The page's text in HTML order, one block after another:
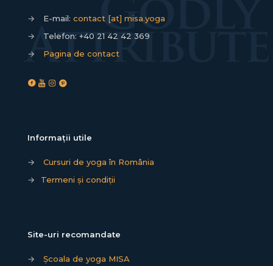
→ E-mail: contact [at] misa.yoga
→
Telefon: +40 21 42 42 369
→
Pagina de contact
Informații utile
→
Cursuri de yoga în România
→
Termeni și condiții
Site-uri recomandate
→ Școala de yoga MISA